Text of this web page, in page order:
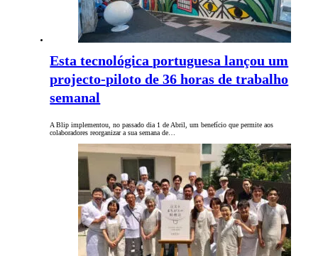
Esta tecnológica portuguesa lançou um
projecto-piloto de 36 horas de trabalho
semanal
A Blip implementou, no passado dia 1 de Abril, um benefício que permite aos
colaboradores reorganizar a sua semana de…